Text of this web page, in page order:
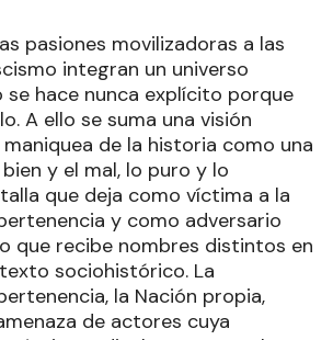
pasiones movilizadoras a las
integran un universo
se hace nunca explícito porque
A ello se suma una visión
de la historia como una
y el mal, lo puro y lo
que deja como víctima a la
y como adversario
que recibe nombres distintos en
sociohistórico. La
la Nación propia,
de actores cuya